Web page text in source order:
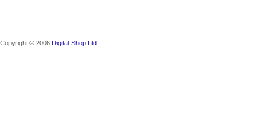
Copyright © 2006 Digital-Shop Ltd.